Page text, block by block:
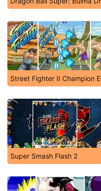
Street Fighter II Champion
Super Smash Flash 2